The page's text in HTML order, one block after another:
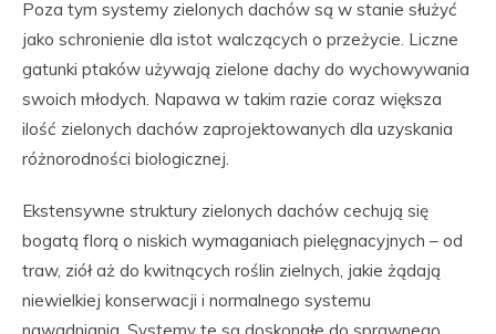
Poza tym systemy zielonych dachów są w stanie służyć
jako schronienie dla istot walczących o przeżycie. Liczne
gatunki ptaków używają zielone dachy do wychowywania
swoich młodych. Napawa w takim razie coraz większa
ilość zielonych dachów zaprojektowanych dla uzyskania
różnorodności biologicznej.
Ekstensywne struktury zielonych dachów cechują się
bogatą florą o niskich wymaganiach pielęgnacyjnych – od
traw, ziół aż do kwitnących roślin zielnych, jakie żądają
niewielkiej konserwacji i normalnego systemu